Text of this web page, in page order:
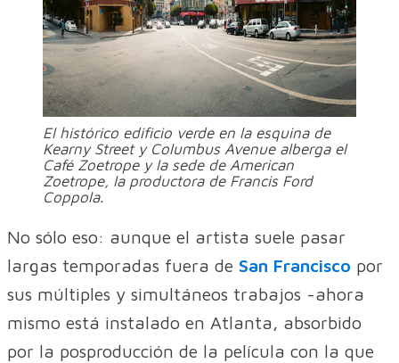
El histórico edificio verde en la esquina de
Kearny Street y Columbus Avenue alberga el
Café Zoetrope y la sede de American
Zoetrope, la productora de Francis Ford
Coppola.
No sólo eso: aunque el artista suele pasar
largas temporadas fuera de San Francisco por
sus múltiples y simultáneos trabajos -ahora
mismo está instalado en Atlanta, absorbido
por la posproducción de la película con la que